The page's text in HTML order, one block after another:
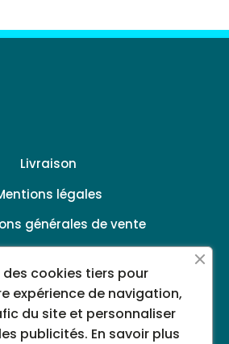
Livraison
légales
générales de vente
A propos
des cookies tiers pour
expérience de navigation,
du site et personnaliser
publicités. En savoir plus